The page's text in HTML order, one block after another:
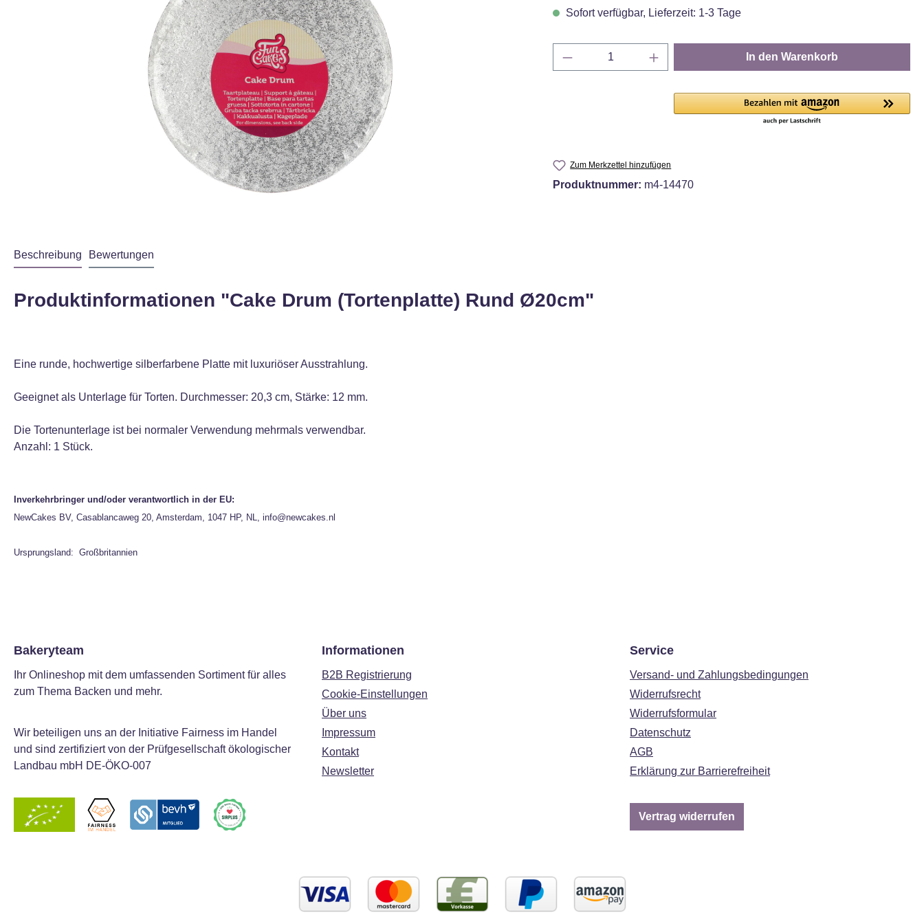
Sofort verfügbar, Lieferzeit: 1-3 Tage
Produkt Anzahl: Gib den gewünschten Wert ein
In den Warenkorb
Zum Merkzettel hinzufügen
Produktnummer: m4-14470
Beschreibung Bewertungen
Produktinformationen "Cake Drum (Tortenplatte) Rund Ø20cm"
Eine runde, hochwertige silberfarbene Platte mit luxuriöser Ausstrahlung.
Geeignet als Unterlage für Torten. Durchmesser: 20,3 cm, Stärke: 12 mm.
Die Tortenunterlage ist bei normaler Verwendung mehrmals verwendbar.
Anzahl: 1 Stück.
Inverkehrbringer und/oder verantwortlich in der EU:
NewCakes BV, Casablancaweg 20, Amsterdam, 1047 HP, NL, info@newcakes.nl
Ursprungsland: Großbritannien
Bakeryteam
Ihr Onlineshop mit dem umfassenden Sortiment für alles
zum Thema Backen und mehr.
Wir beteiligen uns an der Initiative Fairness im Handel
und sind zertifiziert von der Prüfgesellschaft ökologischer
Landbau mbH DE-ÖKO-007
Informationen
B2B Registrierung
Cookie-Einstellungen
Über uns
Impressum
Kontakt
Newsletter
Service
Versand- und Zahlungsbedingungen
Widerrufsrecht
Widerrufsformular
Datenschutz
AGB
Erklärung zur Barrierefreiheit
Vertrag widerrufen